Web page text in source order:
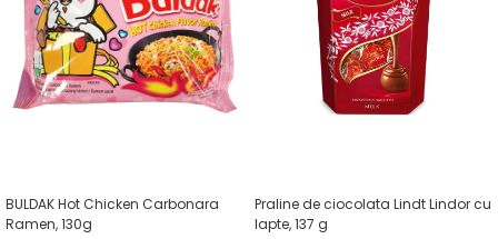
BULDAK Hot Chicken Carbonara
Ramen, 130g
Praline de ciocolata Lindt Lindor cu
lapte, 137 g